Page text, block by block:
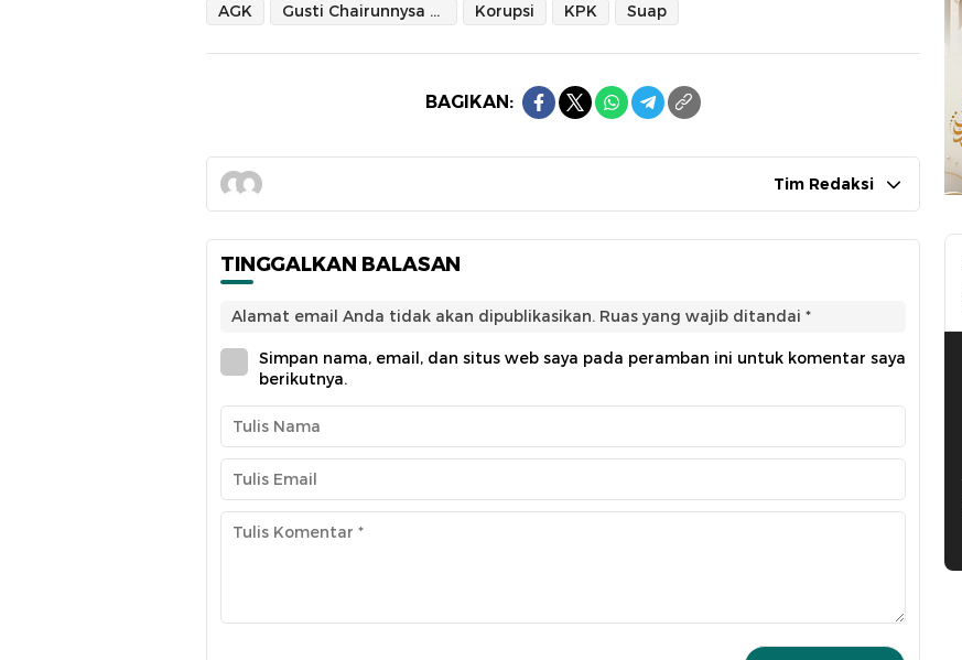
AGK Gusti Chairunnysa Kusumayuda Korupsi KPK Suap
BAGIKAN:
Tim Redaksi
TINGGALKAN BALASAN
Alamat email Anda tidak akan dipublikasikan. Ruas yang wajib ditandai *
Simpan nama, email, dan situs web saya pada peramban ini untuk komentar saya
berikutnya.